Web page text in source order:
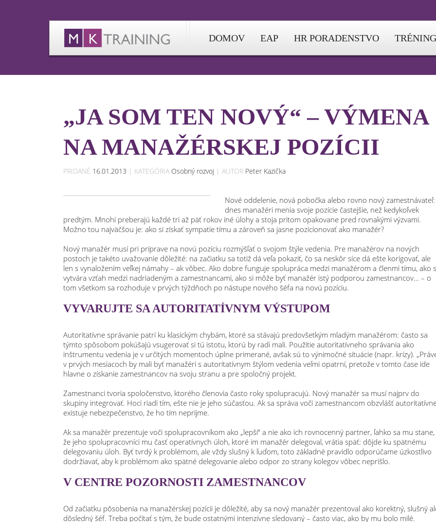
DOMOV EAP HR PORADENSTVO
„JA SOM TEN NOVÝ“ – VÝMENA
NA MANAŽÉRSKEJ POZÍCII
PRIDANÉ 16.01.2013 | KATEGÓRIA Osobný rozvoj | AUTOR Peter Kazička
Nové oddelenie, nová pobočka alebo rovno nový zamestnávateľ:
dnes manažéri menia svoje pozície častejšie, než kedykoľvek
predtým. Mnohí preberajú každé tri až päť rokov iné úlohy a stoja pritom opakovane pred rovnakými výzvami.
Možno tou najväčšou je: ako si získať sympatie tímu a zároveň sa jasne pozicionovať ako manažér?
Nový manažér musí pri príprave na novú pozíciu rozmýšľať o svojom štýle vedenia. Pre manažérov na nových
postoch je takéto uvažovanie dôležité: na začiatku sa totiž dá veľa pokaziť, čo sa neskôr síce dá ešte korigovať, ale
len s vynaložením veľkej námahy – ak vôbec. Ako dobre funguje spolupráca medzi manažérom a členmi tímu, ako
vytvára vzťah medzi nadriadeným a zamestnancami, ako si môže byť manažér istý podporou zamestnancov… – o
tom všetkom sa rozhoduje v prvých týždňoch po nástupe nového šéfa na novú pozíciu.
VYVARUJTE SA AUTORITATÍVNYM VÝSTUPOM
Autoritatívne správanie patrí ku klasickým chybám, ktoré sa stávajú predovšetkým mladým manažérom: často sa
týmto spôsobom pokúšajú vsugerovať si tú istotu, ktorú by radi mali. Použitie autoritatívneho správania ako
inštrumentu vedenia je v určitých momentoch úplne primerané, avšak sú to výnimočné situácie (napr. krízy).
v prvých mesiacoch by mali byť manažéri s autoritatívnym štýlom vedenia veľmi opatrní, pretože v tomto čase ide
hlavne o získanie zamestnancov na svoju stranu a pre spoločný projekt.
Zamestnanci tvoria spoločenstvo, ktorého členovia často roky spolupracujú. Nový manažér sa musí najprv do
skupiny integrovať. Hoci riadi tím, ešte nie je jeho súčasťou. Ak sa správa voči zamestnancom obzvlášť
existuje nebezpečenstvo, že ho tím neprijme.
Ak sa manažér prezentuje voči spolupracovníkom ako „lepší“ a nie ako ich rovnocenný partner, ľahko sa mu stane,
že jeho spolupracovníci mu časť operatívnych úloh, ktoré im manažér delegoval, vrátia späť: dôjde ku spätnému
delegovaniu úloh. Byť tvrdý k problémom, ale vždy slušný k ľuďom, toto základné pravidlo odporúčame úzkostlivo
dodržiavať, aby k problémom ako spätné delegovanie alebo odpor zo strany kolegov vôbec neprišlo.
V CENTRE POZORNOSTI ZAMESTNANCOV
Od začiatku pôsobenia na manažérskej pozícii je dôležité, aby sa nový manažér prezentoval ako korektný, slušný
dôsledný šéf. Treba počítať s tým, že bude ostatnými intenzívne sledovaný – často viac, ako by mu bolo milé.